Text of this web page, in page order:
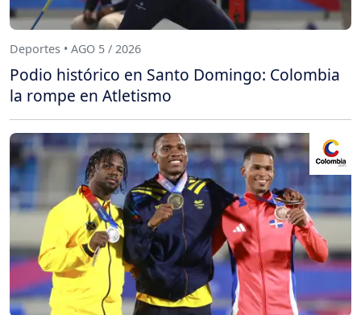
Deportes • AGO 5 / 2026
Podio histórico en Santo Domingo: Colombia
la rompe en Atletismo